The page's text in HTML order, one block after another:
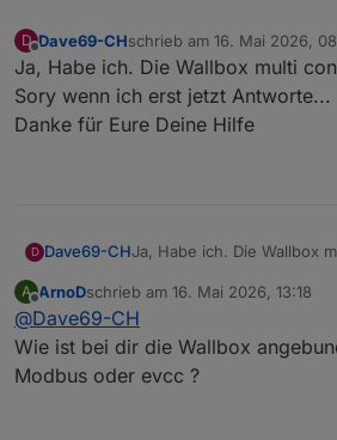
D
Offline
Dave69-CHschrieb am 16. Mai 2026,
zuletzt editiert von
Ja, Habe ich. Die Wallbox multi
Sory wenn ich erst jetzt Antworte...
Danke für Eure Deine Hilfe
D Dave69-CHJa, Habe ich. Die Wallbox
Danke für Eure Deine Hilfe
A
Offline
ArnoDschrieb am 16. Mai 2026, 13:18
zuletzt editiert von
@Dave69-CH
Wie ist bei dir die Wallbox
Modbus oder evcc ?